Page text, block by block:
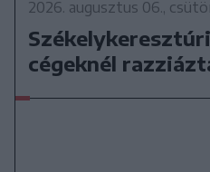
2026. augusztus 06.,
cégeknél